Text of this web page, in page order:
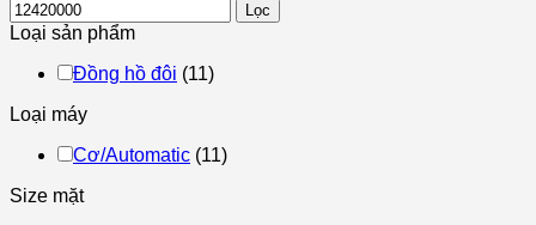
Lọc
Loại sản phẩm
Đồng hồ đôi (11)
Loại máy
Cơ/Automatic (11)
Size mặt